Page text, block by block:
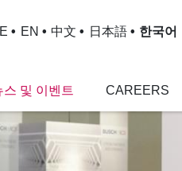
EN 中文 日本語 한국어
스 및 이벤트 CAREERS